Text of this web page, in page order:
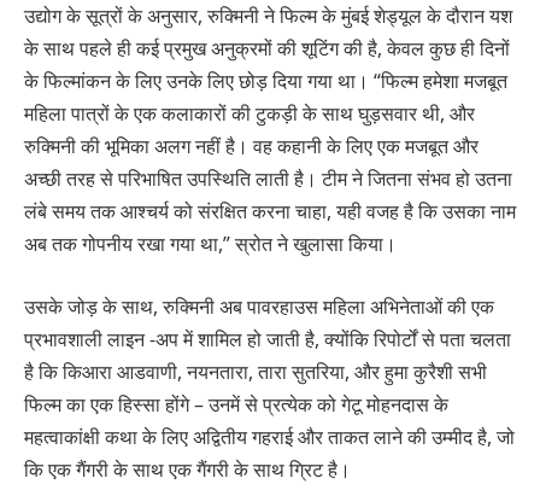
उद्योग के सूत्रों के अनुसार, रुक्मिनी ने फिल्म के मुंबई शेड्यूल के दौरान यश
के साथ पहले ही कई प्रमुख अनुक्रमों की शूटिंग की है, केवल कुछ ही दिनों
के फिल्मांकन के लिए उनके लिए छोड़ दिया गया था। “फिल्म हमेशा मजबूत
महिला पात्रों के एक कलाकारों की टुकड़ी के साथ घुड़सवार थी, और
रुक्मिनी की भूमिका अलग नहीं है। वह कहानी के लिए एक मजबूत और
अच्छी तरह से परिभाषित उपस्थिति लाती है। टीम ने जितना संभव हो उतना
लंबे समय तक आश्चर्य को संरक्षित करना चाहा, यही वजह है कि उसका नाम
अब तक गोपनीय रखा गया था,” स्रोत ने खुलासा किया।
उसके जोड़ के साथ, रुक्मिनी अब पावरहाउस महिला अभिनेताओं की एक
प्रभावशाली लाइन -अप में शामिल हो जाती है, क्योंकि रिपोर्टों से पता चलता
है कि किआरा आडवाणी, नयनतारा, तारा सुतरिया, और हुमा कुरैशी सभी
फिल्म का एक हिस्सा होंगे – उनमें से प्रत्येक को गेटू मोहनदास के
महत्वाकांक्षी कथा के लिए अद्वितीय गहराई और ताकत लाने की उम्मीद है, जो
कि एक गैंगरी के साथ एक गैंगरी के साथ ग्रिट है।